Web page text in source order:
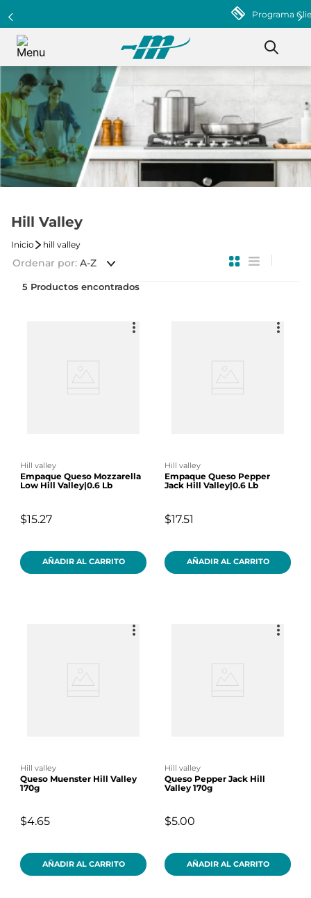
Programa Clientazo - Acumula puntos ¡Afiliate!
Hill Valley
hill valley
Ordenar por A-Z
5
hill valley
Empaque Queso Mozzarella
Low Hill Valley|0.6 Lb
$15.27
AÑADIR AL CARRITO
hill valley
Empaque Queso Pepper
Jack Hill Valley|0.6 Lb
$17.51
AÑADIR AL CARRITO
hill valley
Queso Muenster Hill Valley
170g
$4.65
AÑADIR AL CARRITO
hill valley
Queso Pepper Jack Hill
Valley 170g
$5.00
AÑADIR AL CARRITO